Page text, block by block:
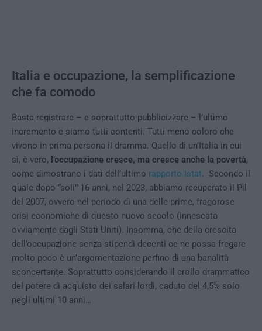
Italia e occupazione, la semplificazione
che fa comodo
Basta registrare – e soprattutto pubblicizzare – l’ultimo
incremento e siamo tutti contenti. Tutti meno coloro che
vivono in prima persona il dramma. Quello di un’Italia in cui
sì, è vero, l’occupazione cresce, ma cresce anche la povertà,
come dimostrano i dati dell’ultimo rapporto Istat. Secondo il
quale dopo “soli” 16 anni, nel 2023, abbiamo recuperato il Pil
del 2007, ovvero nel periodo di una delle prime, fragorose
crisi economiche di questo nuovo secolo (innescata
ovviamente dagli Stati Uniti). Insomma, che della crescita
dell’occupazione senza stipendi decenti ce ne possa fregare
molto poco è un’argomentazione perfino di una banalità
sconcertante. Soprattutto considerando il crollo drammatico
del potere di acquisto dei salari lordi, caduto del 4,5% solo
negli ultimi 10 anni…